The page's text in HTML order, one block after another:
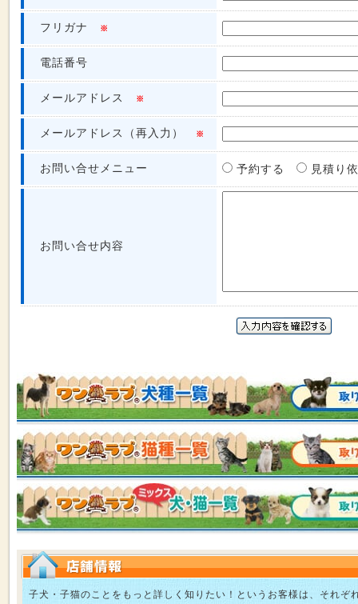
フリガナ ※
電話番号
メールアドレス ※
メールアドレス（再入力） ※
お問い合せメニュー 予約する 見積り
お問い合せ内容
子犬・子猫のことをもっと詳しく知りたい！というお客様は、それぞ